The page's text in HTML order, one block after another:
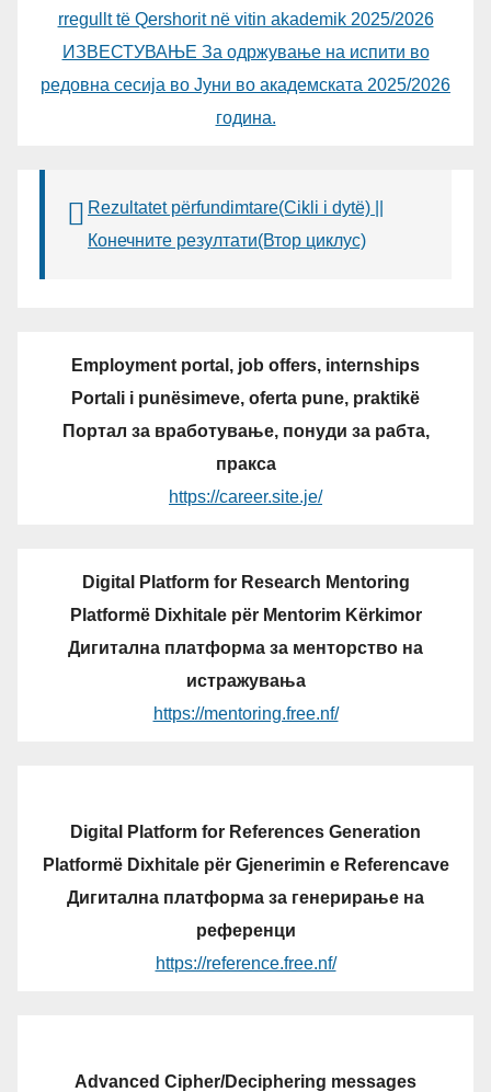
rregullt të Qershorit në vitin akademik 2025/2026
ИЗВЕСТУВАЊЕ За одржување на испити во
редовна сесија во Јуни во академската 2025/2026
година.
Rezultatet përfundimtare(Cikli i dytë) ||
Конечните резултати(Втор циклус)
Employment portal, job offers, internships
Portali i punësimeve, oferta pune, praktikë
Портал за вработување, понуди за рабта,
пракса
https://career.site.je/
Digital Platform for Research Mentoring
Platformë Dixhitale për Mentorim Kërkimor
Дигитална платформа за менторство на
истражувања
https://mentoring.free.nf/
Digital Platform for References Generation
Platformë Dixhitale për Gjenerimin e Referencave
Дигитална платформа за генерирање на
референци
https://reference.free.nf/
Advanced Cipher/Deciphering messages